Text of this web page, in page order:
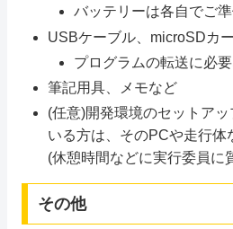
バッテリーは各自でご
USBケーブル、microSDカ
プログラムの転送に必
筆記用具、メモなど
(任意)開発環境のセットア
いる方は、そのPCや走行体
(休憩時間などに実行委員に
その他